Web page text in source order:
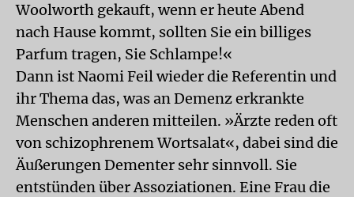
Woolworth gekauft, wenn er heute Abend
nach Hause kommt, sollten Sie ein billiges
Parfum tragen, Sie Schlampe!«
Dann ist Naomi Feil wieder die Referentin und
ihr Thema das, was an Demenz erkrankte
Menschen anderen mitteilen. »Ärzte reden oft
von schizophrenem Wortsalat«, dabei sind die
Äußerungen Dementer sehr sinnvoll. Sie
entstünden über Assoziationen. Eine Frau die